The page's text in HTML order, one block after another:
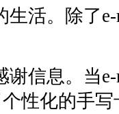
活。除了
信息。当
性化的手